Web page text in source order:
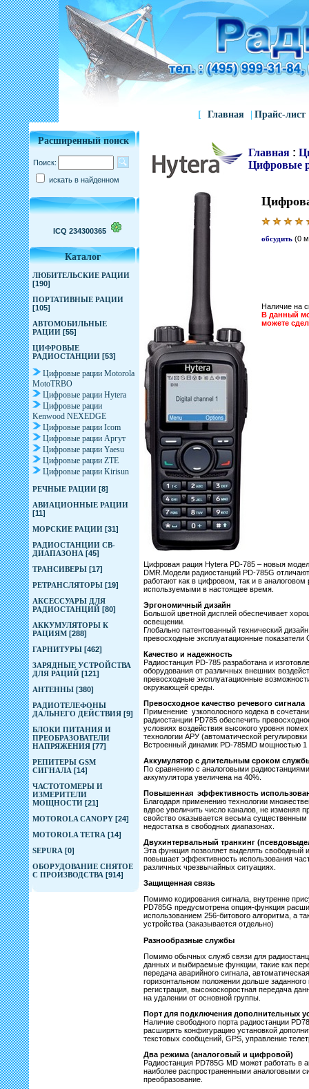
[ Главная Прайс-лист
Расширенный поиск
Поиск:
искать в найденном
ICQ 234300365
Каталог
ЛЮБИТЕЛЬСКИЕ РАЦИИ
[190]
ПОРТАТИВНЫЕ РАЦИИ
[105]
АВТОМОБИЛЬНЫЕ
РАЦИИ[55]
ЦИФРОВЫЕ
РАДИОСТАНЦИИ[53]
Цифровые рации Motorola
MotoTRBO
Цифровые рации Hytera
Цифровые рации
Kenwood NEXEDGE
Цифровые рации Icom
Цифровые рации Аргут
Цифровые рации Yaesu
Цифровые рации ZTE
Цифровые рации Kirisun
РЕЧНЫЕ РАЦИИ[8]
АВИАЦИОННЫЕ РАЦИИ
[11]
МОРСКИЕ РАЦИИ[31]
РАДИОСТАНЦИИ CB-
ДИАПАЗОНА [45]
ТРАНСИВЕРЫ[17]
РЕТРАНСЛЯТОРЫ[19]
АКСЕССУАРЫ ДЛЯ
РАДИОСТАНЦИЙ[80]
АККУМУЛЯТОРЫ К
РАЦИЯМ[288]
ГАРНИТУРЫ[462]
ЗАРЯДНЫЕ УСТРОЙСТВА
ДЛЯ РАЦИЙ[121]
АНТЕННЫ[380]
РАДИОТЕЛЕФОНЫ
ДАЛЬНЕГО ДЕЙСТВИЯ[9]
БЛОКИ ПИТАНИЯ И
ПРЕОБРАЗОВАТЕЛИ
НАПРЯЖЕНИЯ[77]
РЕПИТЕРЫ GSM
СИГНАЛА [14]
ЧАСТОТОМЕРЫ И
ИЗМЕРИТЕЛИ
МОЩНОСТИ[21]
MOTOROLA CANOPY[24]
MOTOROLA TETRA [14]
SEPURA [0]
ОБОРУДОВАНИЕ СНЯТОЕ
С ПРОИЗВОДСТВА [914]
Главная :
Цифровые
обсудить (0
Наличие на
В данный
можете
Цифровая рация Hytera PD-785 – новыя
DMR.Модели радиостанций PD-785G
работают как в цифровом, так и в
используемыми в настоящее время.
Эргономичный дизайн
Большой цветной дисплей обеспечивает
освещении.
Глобально патентованный технический
превосходные эксплуатационные показатели
Качество и надежность
Радиостанция PD-785 разработана и
оборудования от различных внешних
превосходные эксплуатационные
окружающей среды.
Превосходное качество речевого сигнала
Применение узкополосного кодека в
радиостанции PD785 обеспечить
условиях воздействия высокого уровня
технологии АРУ (автоматической
Встроенный динамик PD-785MD мощностью 1
Аккумулятор с длительным сроком
По сравнению с аналоговыми
аккумулятора увеличена на 40%.
Повышенная эффективность
Благодаря применению технологии
вдвое увеличить число каналов, не изменяя
свойство оказывается весьма существенным
недостатка в свободных диапазонах.
Двухинтервальный транкинг
Эта функция позволяет выделять свободный
повышает эффективность использования
различных чрезвычайных ситуациях.
Защищенная связь
Помимо кодирования сигнала, внутренне
PD785G предусмотрена опция-функция
использованием 256-битового алгоритма, а
устройства (заказывается отдельно)
Разнообразные службы
Помимо обычных служб связи для
данных и выбираемые функции, такие как
передача аварийного сигнала,
горизонтальном положении дольше
регистрация, высокоскоростная передача
на удалении от основной группы.
Порт для подключения дополнительных
Наличие свободного порта радиостанции
расширять конфигурацию установкой
текстовых сообщений, GPS, управление
Два режима (аналоговый и цифровой)
Радиостанция PD785G MD может работать
наиболее распространенными аналоговыми
преобразование.